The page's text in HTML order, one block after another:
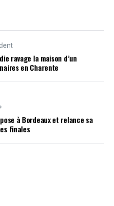
ravage la maison d’un
en Charente
à Bordeaux et relance sa
finales